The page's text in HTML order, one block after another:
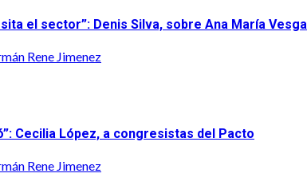
el sector”: Denis Silva, sobre Ana María Vesga
Rene Jimenez
Cecilia López, a congresistas del Pacto
Rene Jimenez